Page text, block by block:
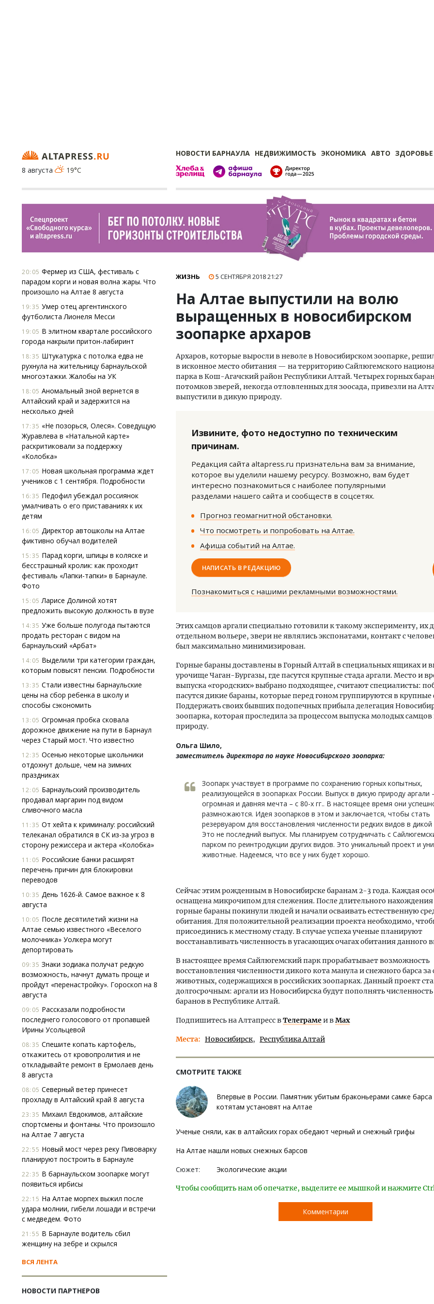
НОВОСТИ БАРНАУЛА НЕДВИЖИМОСТЬ ЭКОНОМИКА АВТО ЗДОРОВЬЕ
8 августа
19°C
20:05 Фермер из США, фестиваль с
парадом корги и новая волна жары. Что
произошло на Алтае 8 августа
19:35 Умер отец аргентинского
футболиста Лионеля Месси
19:05 В элитном квартале российского
города накрыли притон-лабиринт
18:35 Штукатурка с потолка едва не
рухнула на жительницу барнаульской
многоэтажки. Жалобы на УК
18:05 Аномальный зной вернется в
Алтайский край и задержится на
несколько дней
17:35 «Не позорься, Олеся». Соведущую
Журавлева в «Натальной карте»
раскритиковали за поддержку
«Колобка»
17:05 Новая школьная программа ждет
учеников с 1 сентября. Подробности
16:35 Педофил убеждал россиянок
умалчивать о его приставаниях к их
детям
16:05 Директор автошколы на Алтае
фиктивно обучал водителей
15:35 Парад корги, шпицы в коляске и
бесстрашный кролик: как проходит
фестиваль «Лапки-тапки» в Барнауле.
Фото
15:05 Ларисе Долиной хотят
предложить высокую должность в вузе
14:35 Уже больше полугода пытаются
продать ресторан с видом на
барнаульский «Арбат»
14:05 Выделили три категории граждан,
которым повысят пенсии. Подробности
13:35 Стали известны барнаульские
цены на сбор ребенка в школу и
способы сэкономить
13:05 Огромная пробка сковала
дорожное движение на пути в Барнаул
через Старый мост. Что известно
12:35 Осенью некоторые школьники
отдохнут дольше, чем на зимних
праздниках
12:05 Барнаульский производитель
продавал маргарин под видом
сливочного масла
11:35 От хейта к криминалу: российский
телеканал обратился в СК из-за угроз в
сторону режиссера и актера «Колобка»
11:05 Российские банки расширят
перечень причин для блокировки
переводов
10:35 День 1626-й. Самое важное к 8
августа
10:05 После десятилетий жизни на
Алтае семью известного «Веселого
молочника» Уолкера могут
депортировать
09:35 Знаки зодиака получат редкую
возможность, начнут думать проще и
пройдут «перенастройку». Гороскоп на 8
августа
09:05 Рассказали подробности
последнего голосового от пропавшей
Ирины Усольцевой
08:35 Спешите копать картофель,
откажитесь от кровопролития и не
откладывайте ремонт в Ермолаев день
8 августа
08:05 Северный ветер принесет
прохладу в Алтайский край 8 августа
23:35 Михаил Евдокимов, алтайские
спортсмены и фонтаны. Что произошло
на Алтае 7 августа
22:55 Новый мост через реку Пивоварку
планируют построить в Барнауле
22:35 В барнаульском зоопарке могут
появиться ирбисы
22:15 На Алтае морпех выжил после
удара молнии, гибели лошади и встречи
с медведем. Фото
21:55 В Барнауле водитель сбил
женщину на зебре и скрылся
ВСЯ ЛЕНТА
НОВОСТИ ПАРТНЕРОВ
ЖИЗНЬ 5 СЕНТЯБРЯ 201821:27
На Алтае выпустили на волю
выращенных в новосибирском
зоопарке архаров
Архаров, которые выросли в неволе в Новосибирском зоопарке,
в исконное место обитания — на территорию Сайлюгемского
парка в Кош-Агачский район Республики Алтай. Четырех горных
потомков зверей, некогда отловленных для зоосада, привезли на
выпустили в дикую природу.
Извините, фото недоступно по техническим
причинам.
Редакция сайта altapress.ru признательна вам за внимание,
которое вы уделили нашему ресурсу. Возможно, вам будет
интересно познакомиться с наиболее популярными
разделами нашего сайта и сообществ в соцсетях.
Прогноз геомагнитной обстановки.
Что посмотреть и попробовать на Алтае.
Афиша событий на Алтае.
НАПИСАТЬ В РЕДАКЦИЮ
Познакомиться с нашими рекламными возможностями.
Этих самцов аргали специально готовили к такому эксперименту, их
отдельном вольере, звери не являлись экспонатами, контакт с
был максимально минимизирован.
Горные бараны доставлены в Горный Алтай в специальных ящиках и
урочище Чаган-Бургазы, где пасутся крупные стада аргали. Место и
выпуска «городских» выбрано подходящее, считают специалисты:
пасутся дикие бараны, которые перед гоном группируются в крупные
Поддержать своих бывших подопечных прибыла делегация
зоопарка, которая проследила за процессом выпуска молодых
природу.
Ольга Шило,
заместитель директора по науке Новосибирского зоопарка:
Зоопарк участвует в программе по сохранению горных копытных,
реализующейся в зоопарках России. Выпуск в дикую природу аргали
огромная и давняя мечта – с 80-х гг.. В настоящее время они
размножаются. Идея зоопарков в этом и заключается, чтобы стать
резервуаром для восстановления численности редких видов в дикой
Это не последний выпуск. Мы планируем сотрудничать с
парком по реинтродукции других видов. Это уникальный проект и
животные. Надеемся, что все у них будет хорошо.
Сейчас этим рожденным в Новосибирске баранам 2-3 года. Каждая
оснащена микрочипом для слежения. После длительного нахождения
горные бараны покинули людей и начали осваивать естественную
обитания. Для положительной реализации проекта необходимо,
присоединись к местному стаду. В случае успеха ученые планируют
восстанавливать численность в угасающих очагах обитания данного
В настоящее время Сайлюгемский парк прорабатывает возможность
восстановления численности дикого кота манула и снежного барса за
животных, содержащихся в российских зоопарках. Данный проект
долгосрочным: аргали из Новосибирска будут пополнять
баранов в Республике Алтай.
Подпишитесь на Алтапресс вТелеграмеи вMax
Места Новосибирск Республика Алтай
СМОТРИТЕ ТАКЖЕ
Впервые в России. Памятник убитым браконьерами самке барса
котятам установят на Алтае
Ученые сняли, как в алтайских горах обедают черный и снежный грифы
На Алтае нашли новых снежных барсов
Сюжет: Экологические акции
Чтобы сообщить нам об опечатке, выделите ее мышкой и нажмите
Комментарии
Генеральный директор компании
ЗИАС — об эстетике городов,
трендах в фасадах и развитии рынка
СТРОИТЕЛЬСТВО
Архитектурный код начинается с
земли. Мощение крупноформатными
плитами становится новым
стандартом благоустройства
СТРОИТЕЛЬСТВО
Гатилов — о том, как